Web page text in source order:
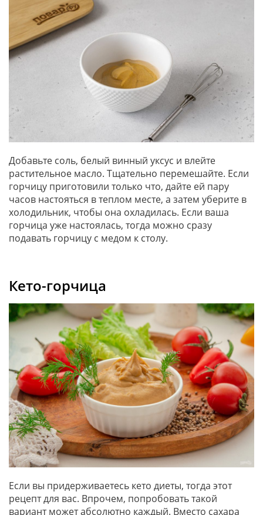
Добавьте соль, белый винный уксус и влейте
растительное масло. Тщательно перемешайте. Если
горчицу приготовили только что, дайте ей пару
часов настояться в теплом месте, а затем уберите в
холодильник, чтобы она охладилась. Если ваша
горчица уже настоялась, тогда можно сразу
подавать горчицу с медом к столу.
Кето-горчица
Если вы придерживаетесь кето диеты, тогда этот
рецепт для вас. Впрочем, попробовать такой
вариант может абсолютно каждый. Вместо сахара